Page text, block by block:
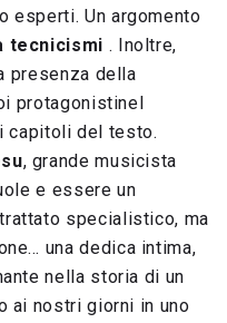
esperti. Un argomento
tecnicismi . Inoltre,
presenza della
protagonistinel
capitoli del testo.
, grande musicista
e essere un
specialistico, ma
una dedica intima,
nella storia di un
ai nostri giorni in uno